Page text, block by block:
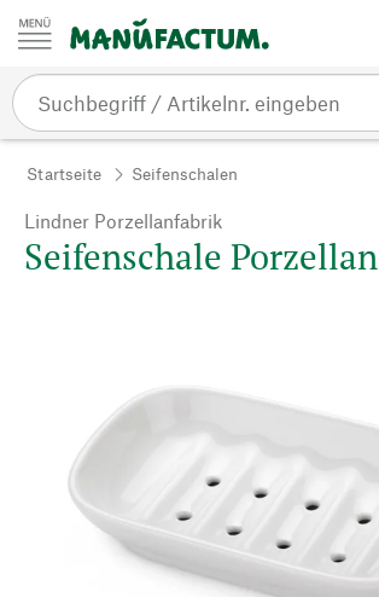
Zum Inhalt springen
Startseite Seifenschalen
Lindner Porzellanfabrik
Seifenschale Porzellan